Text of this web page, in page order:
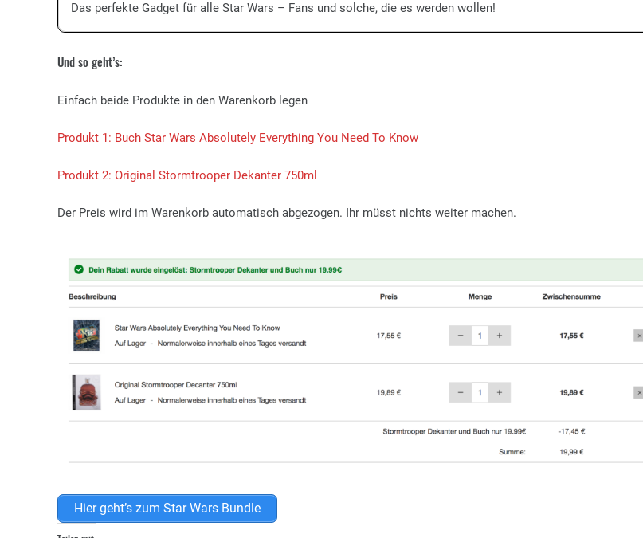
Das perfekte Gadget für alle Star Wars – Fans und solche, die es werden wollen!
Und so geht’s:
Einfach beide Produkte in den Warenkorb legen
Produkt 1: Buch Star Wars Absolutely Everything You Need To Know
Produkt 2: Original Stormtrooper Dekanter 750ml
Der Preis wird im Warenkorb automatisch abgezogen. Ihr müsst nichts weiter machen.
Hier geht’s zum Star Wars Bundle